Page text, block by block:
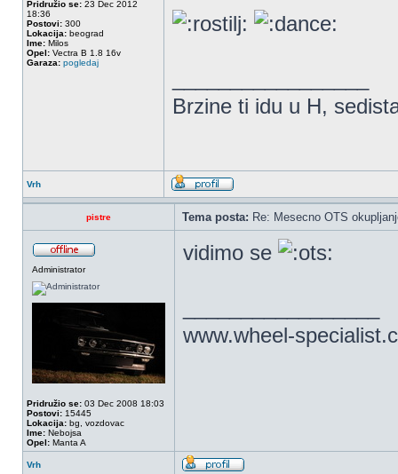
Pridružio se: 23 Dec 2012
18:36
Postovi: 300
Lokacija: beograd
Ime: Milos
Opel: Vectra B 1.8 16v
Garaza: pogledaj
Brzine ti idu u H,
Vrh
pistre Tema posta: Re: Mesecno OTS
Administrator
Pridružio se: 03 Dec 2008 18:03
Postovi: 15445
Lokacija: bg, vozdovac
Ime: Nebojsa
Opel: Manta A
vidimo se
www.wheel-
Vrh